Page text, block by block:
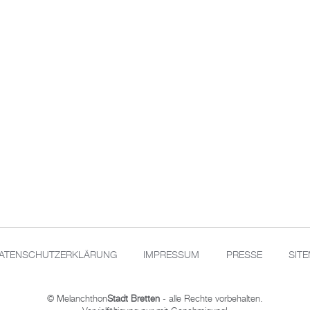
IMPRESSUM PRESSE
© MelanchthonStadt Bretten - alle Rechte vorbehalten.